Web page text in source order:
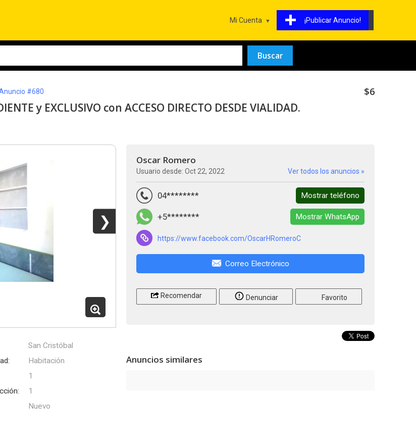
¡Publicar Anuncio!
Mi Cuenta
#680 $6
y EXCLUSIVO con ACCESO DIRECTO DESDE VIALIDAD.
❯
San Cristóbal
Habitación
1
1
Nuevo
Oscar Romero
Usuario desde: Oct 22, 2022 Ver todos los anuncios »
04******** Mostrar teléfono
+5******** Mostrar WhatsApp
https://www.facebook.com/OscarHRomeroC
Correo Electrónico
Recomendar Denunciar Favorito
Anuncios similares